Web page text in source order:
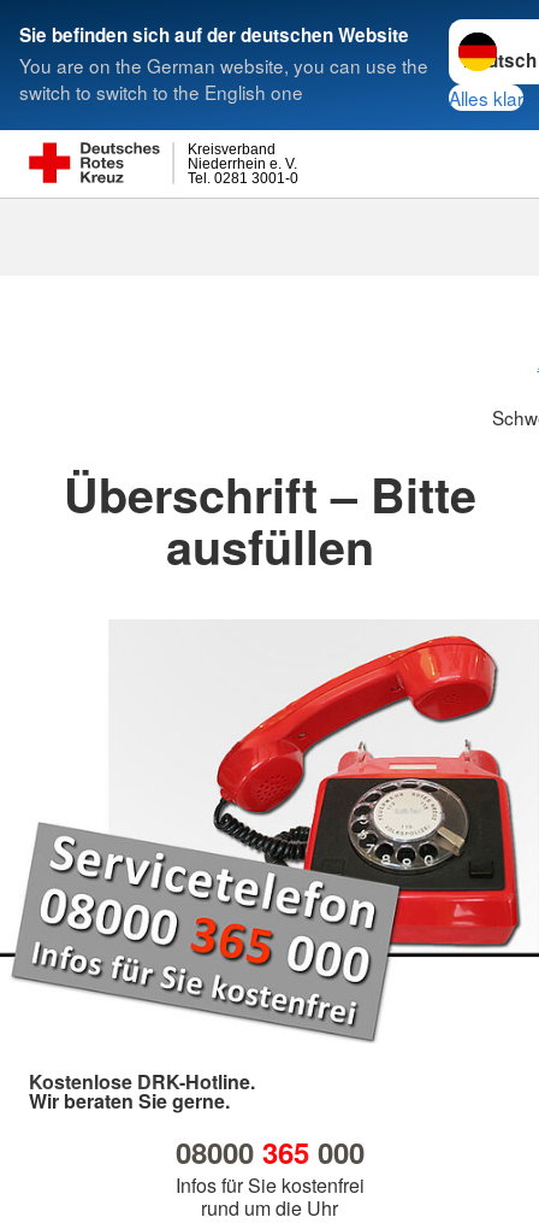
Sie befinden sich auf der deutschen Website
You are on the German website, you can use the
switch to switch to the English one
Sprache
Alles klar
Tel. 0281 3001-0
Niederrhein e. V.
Kreisverband
Suche
Überschrift – Bitte
ausfüllen
Kostenlose DRK-Hotline.
Wir beraten Sie gerne.
08000 365000
Infos für Sie kostenfrei
rund um die Uhr